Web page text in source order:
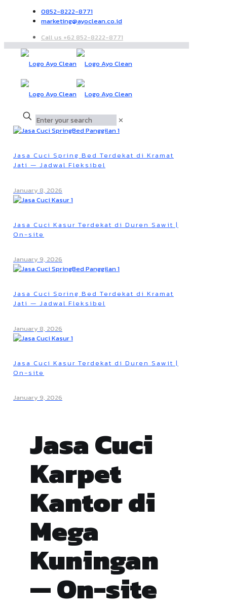
0852-8222-8771
marketing@ayoclean.co.id
Call us +62 852-8222-8771
✕
Jasa Cuci Spring Bed Terdekat di Kramat
Jati — Jadwal Fleksibel
January 8, 2026
Jasa Cuci Kasur Terdekat di Duren Sawit |
On-site
January 9, 2026
Jasa Cuci Spring Bed Terdekat di Kramat
Jati — Jadwal Fleksibel
January 8, 2026
Jasa Cuci Kasur Terdekat di Duren Sawit |
On-site
January 9, 2026
Jasa Cuci
Karpet
Kantor di
Mega
Kuningan
— On-site